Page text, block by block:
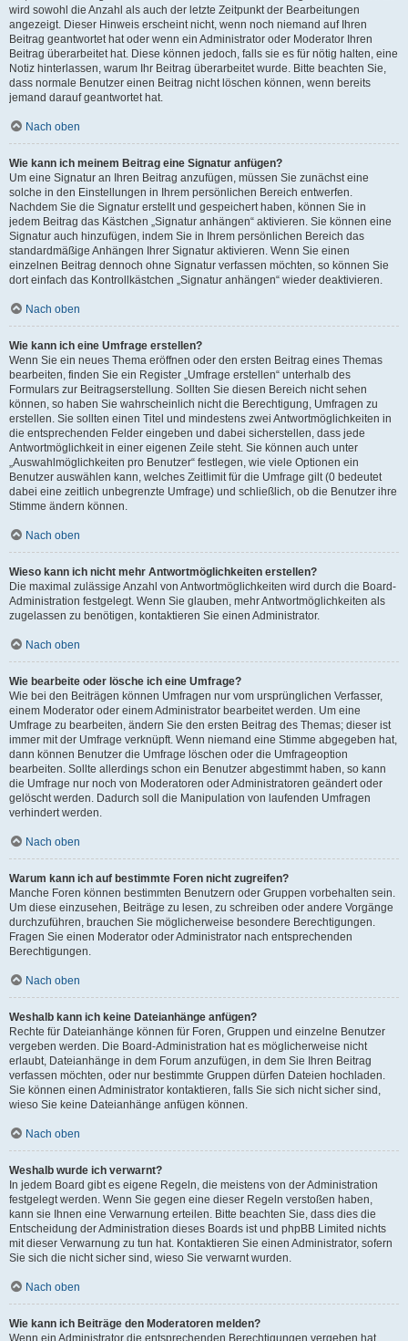
wird sowohl die Anzahl als auch der letzte Zeitpunkt der Bearbeitungen
angezeigt. Dieser Hinweis erscheint nicht, wenn noch niemand auf Ihren
Beitrag geantwortet hat oder wenn ein Administrator oder Moderator Ihren
Beitrag überarbeitet hat. Diese können jedoch, falls sie es für nötig halten, eine
Notiz hinterlassen, warum Ihr Beitrag überarbeitet wurde. Bitte beachten Sie,
dass normale Benutzer einen Beitrag nicht löschen können, wenn bereits
jemand darauf geantwortet hat.
Nach oben
Wie kann ich meinem Beitrag eine Signatur anfügen?
Um eine Signatur an Ihren Beitrag anzufügen, müssen Sie zunächst eine
solche in den Einstellungen in Ihrem persönlichen Bereich entwerfen.
Nachdem Sie die Signatur erstellt und gespeichert haben, können Sie in
jedem Beitrag das Kästchen „Signatur anhängen“ aktivieren. Sie können eine
Signatur auch hinzufügen, indem Sie in Ihrem persönlichen Bereich das
standardmäßige Anhängen Ihrer Signatur aktivieren. Wenn Sie einen
einzelnen Beitrag dennoch ohne Signatur verfassen möchten, so können Sie
dort einfach das Kontrollkästchen „Signatur anhängen“ wieder deaktivieren.
Nach oben
Wie kann ich eine Umfrage erstellen?
Wenn Sie ein neues Thema eröffnen oder den ersten Beitrag eines Themas
bearbeiten, finden Sie ein Register „Umfrage erstellen“ unterhalb des
Formulars zur Beitragserstellung. Sollten Sie diesen Bereich nicht sehen
können, so haben Sie wahrscheinlich nicht die Berechtigung, Umfragen zu
erstellen. Sie sollten einen Titel und mindestens zwei Antwortmöglichkeiten in
die entsprechenden Felder eingeben und dabei sicherstellen, dass jede
Antwortmöglichkeit in einer eigenen Zeile steht. Sie können auch unter
„Auswahlmöglichkeiten pro Benutzer“ festlegen, wie viele Optionen ein
Benutzer auswählen kann, welches Zeitlimit für die Umfrage gilt (0 bedeutet
dabei eine zeitlich unbegrenzte Umfrage) und schließlich, ob die Benutzer ihre
Stimme ändern können.
Nach oben
Wieso kann ich nicht mehr Antwortmöglichkeiten erstellen?
Die maximal zulässige Anzahl von Antwortmöglichkeiten wird durch die Board-
Administration festgelegt. Wenn Sie glauben, mehr Antwortmöglichkeiten als
zugelassen zu benötigen, kontaktieren Sie einen Administrator.
Nach oben
Wie bearbeite oder lösche ich eine Umfrage?
Wie bei den Beiträgen können Umfragen nur vom ursprünglichen Verfasser,
einem Moderator oder einem Administrator bearbeitet werden. Um eine
Umfrage zu bearbeiten, ändern Sie den ersten Beitrag des Themas; dieser ist
immer mit der Umfrage verknüpft. Wenn niemand eine Stimme abgegeben hat,
dann können Benutzer die Umfrage löschen oder die Umfrageoption
bearbeiten. Sollte allerdings schon ein Benutzer abgestimmt haben, so kann
die Umfrage nur noch von Moderatoren oder Administratoren geändert oder
gelöscht werden. Dadurch soll die Manipulation von laufenden Umfragen
verhindert werden.
Nach oben
Warum kann ich auf bestimmte Foren nicht zugreifen?
Manche Foren können bestimmten Benutzern oder Gruppen vorbehalten sein.
Um diese einzusehen, Beiträge zu lesen, zu schreiben oder andere Vorgänge
durchzuführen, brauchen Sie möglicherweise besondere Berechtigungen.
Fragen Sie einen Moderator oder Administrator nach entsprechenden
Berechtigungen.
Nach oben
Weshalb kann ich keine Dateianhänge anfügen?
Rechte für Dateianhänge können für Foren, Gruppen und einzelne Benutzer
vergeben werden. Die Board-Administration hat es möglicherweise nicht
erlaubt, Dateianhänge in dem Forum anzufügen, in dem Sie Ihren Beitrag
verfassen möchten, oder nur bestimmte Gruppen dürfen Dateien hochladen.
Sie können einen Administrator kontaktieren, falls Sie sich nicht sicher sind,
wieso Sie keine Dateianhänge anfügen können.
Nach oben
Weshalb wurde ich verwarnt?
In jedem Board gibt es eigene Regeln, die meistens von der Administration
festgelegt werden. Wenn Sie gegen eine dieser Regeln verstoßen haben,
kann sie Ihnen eine Verwarnung erteilen. Bitte beachten Sie, dass dies die
Entscheidung der Administration dieses Boards ist und phpBB Limited nichts
mit dieser Verwarnung zu tun hat. Kontaktieren Sie einen Administrator, sofern
Sie sich die nicht sicher sind, wieso Sie verwarnt wurden.
Nach oben
Wie kann ich Beiträge den Moderatoren melden?
Wenn ein Administrator die entsprechenden Berechtigungen vergeben hat,